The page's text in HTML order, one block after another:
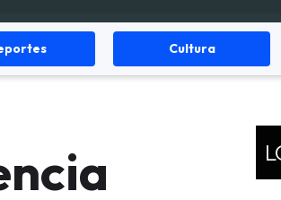
Fiestas